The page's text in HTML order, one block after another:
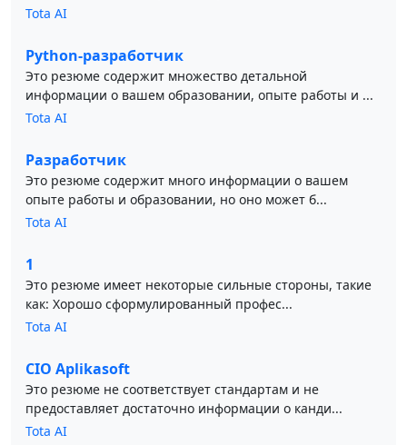
Tota AI
Python-разработчик
Это резюме содержит множество детальной
информации о вашем образовании, опыте работы и ...
Tota AI
Разработчик
Это резюме содержит много информации о вашем
опыте работы и образовании, но оно может б...
Tota AI
1
Это резюме имеет некоторые сильные стороны, такие
как: Хорошо сформулированный профес...
Tota AI
CIO Aplikasoft
Это резюме не соответствует стандартам и не
предоставляет достаточно информации о канди...
Tota AI